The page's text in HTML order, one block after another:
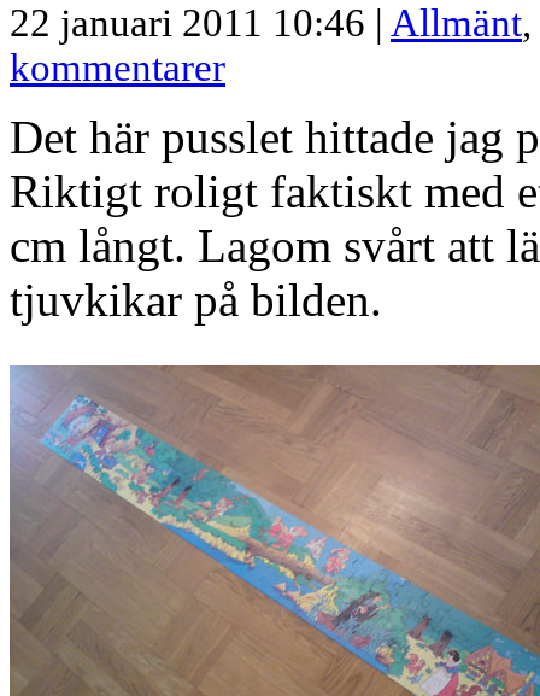
22 januari 2011 10:46 | Allmänt,
kommentarer
Det här pusslet hittade jag
Riktigt roligt faktiskt med
cm långt. Lagom svårt att
tjuvkikar på bilden.